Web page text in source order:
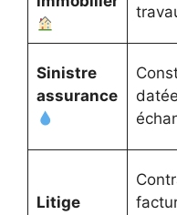
Sinistre
assurance
Litige